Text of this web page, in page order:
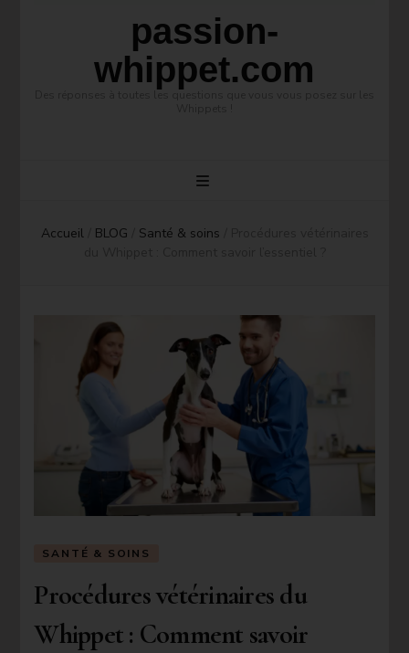
passion-
whippet.com
Accueil BLOG Santé & soins
SANTÉ & SOINS
Procédures vétérinaires du
Whippet : Comment savoir